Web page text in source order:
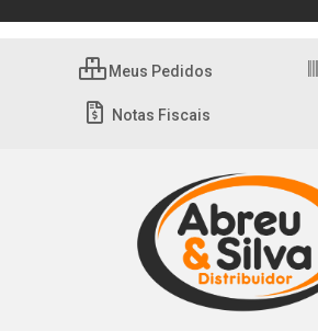
Meus Pedidos
Notas Fiscais